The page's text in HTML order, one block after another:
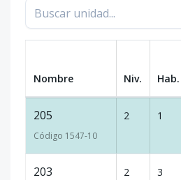
Nombre Niv. Hab.
205
Código 1547-10
2 1
203 2 3